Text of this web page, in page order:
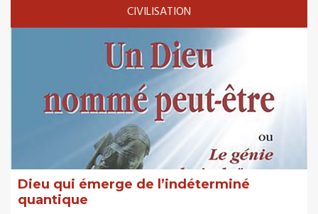
CIVILISATION
Dieu qui émerge de l’indéterminé
quantique